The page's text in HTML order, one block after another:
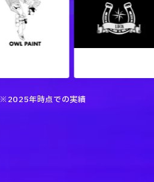
※2025年時点での実績